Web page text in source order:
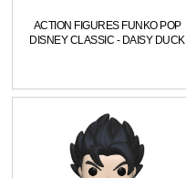
ACTION FIGURES FUNKO POP
DISNEY CLASSIC - DAISY DUCK